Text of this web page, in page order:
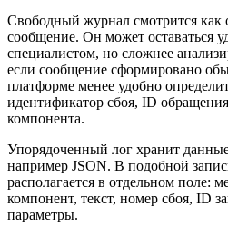
Свободный журнал смотрится как
сообщение. Он может оставаться
специалистом, но сложнее
если сообщение сформировано
платформе менее удобно
идентификатор сбоя, ID
компонента.
Упорядоченный лог хранит
например JSON. В подобной
располагается в отдельном поле:
компонент, текст, номер сбоя, ID
параметры.